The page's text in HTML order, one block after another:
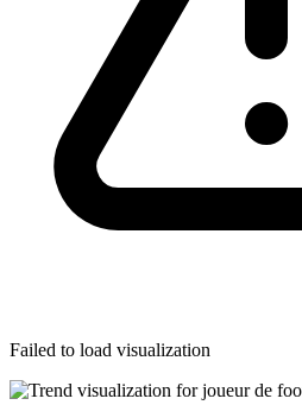
Failed to load visualization